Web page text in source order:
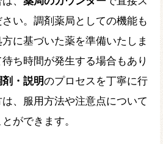
い。調剤薬局としての機能も
に基づいた薬を準備いたしま
ち時間が発生する場合もあり
・説明のプロセスを丁寧に行
、服用方法や注意点について
ができます。